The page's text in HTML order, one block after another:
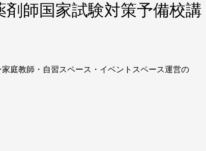
師国家試験対策予備校講
庭教師・自習スペース・イベントスペース運営の